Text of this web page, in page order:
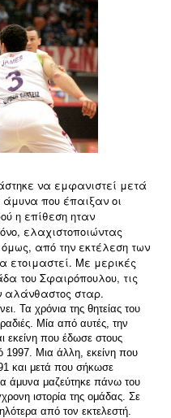
να εμφανιστεί μετά
που έπαιξαν οι
η επίθεση ηταν
ελαχιστοποιώντας
όμως, από την εκτέλεση των
ετοιμαστεί. Με μερικές
του Σφαιρόπουλου, τις
αλάνθαστος σταρ.
Τα χρόνια της θητείας του
Μία από αυτές, την
εκείνη που έδωσε στους
1997. Μια άλλη, εκείνη που
και μετά που σήκωσε
άμυνα μαζεύτηκε πάνω του
ιστορία της ομάδας. Σε
από τον εκτελεστή.